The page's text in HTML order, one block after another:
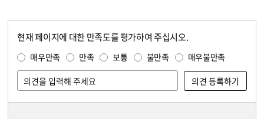
현재 페이지에 대한 만족도를 평가하여 주십시오.
매우만족 만족 보통 불만족 매우불만족